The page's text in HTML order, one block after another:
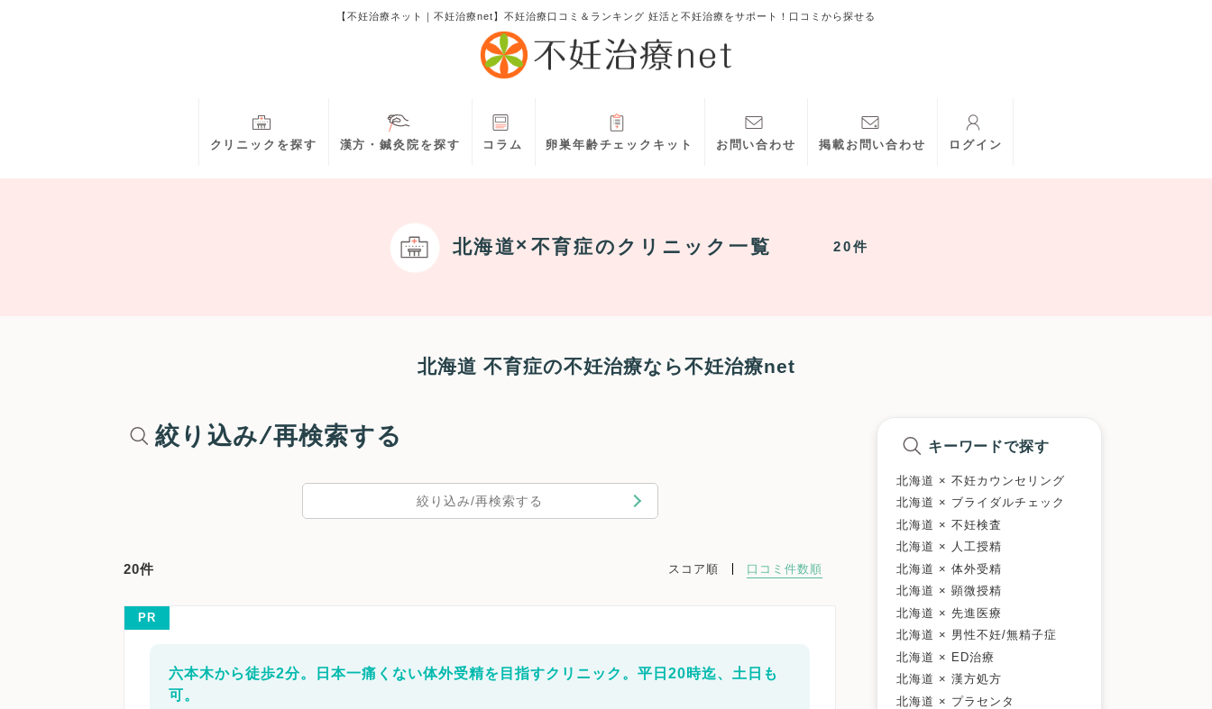
【不妊治療ネット｜不妊治療net】不妊治療口コミ＆ランキング 妊活と不妊治療をサポート！口コミから探せる
クリニックを探す 漢方・鍼灸院を探す コラム 卵巣年齢チェックキット お問い合わせ 掲載お問い合わせ ログイン
北海道 不育症のクリニック一覧 20件
北海道 不育症の不妊治療なら不妊治療net
絞り込み/再検索する
絞り込み/再検索する
20件 スコア順 口コミ件数順
PR
六本木から徒歩2分。日本一痛くない体外受精を目指すクリニック。平日20時迄、土日も
可。
キーワードで探す
北海道 × 不妊カウンセリング
北海道 × ブライダルチェック
北海道 × 不妊検査
北海道 × 人工授精
北海道 × 体外受精
北海道 × 顕微授精
北海道 × 先進医療
北海道 × 男性不妊/無精子症
北海道 × ED治療
北海道 × 漢方処方
北海道 × プラセンタ